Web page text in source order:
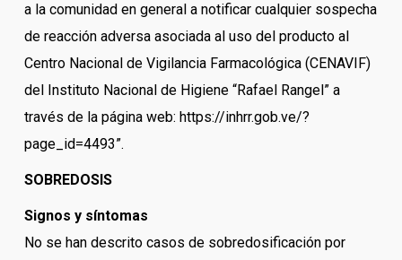
a la comunidad en general a notificar cualquier sospecha
de reacción adversa asociada al uso del producto al
Centro Nacional de Vigilancia Farmacológica (CENAVIF)
del Instituto Nacional de Higiene “Rafael Rangel” a
través de la página web: https://inhrr.gob.ve/?
page_id=4493”.
SOBREDOSIS
Signos y síntomas
No se han descrito casos de sobredosificación por